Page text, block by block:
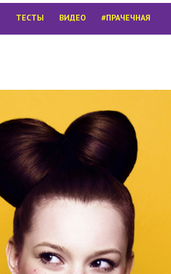
ТЕСТЫ ВИДЕО #ПРАЧЕЧНАЯ